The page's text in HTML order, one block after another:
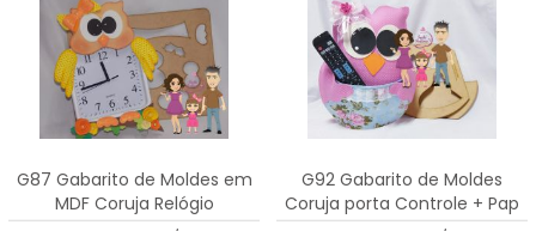
G87 Gabarito de Moldes em
MDF Coruja Relógio
G92 Gabarito de Moldes
Coruja porta Controle + Pap